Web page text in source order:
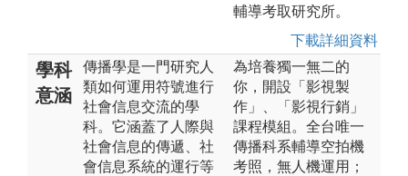
輔導考取研究所。
下載詳細資料
學科
意涵
傳播學是一門研究人
類如何運用符號進行
社會信息交流的學
科。它涵蓋了人際與
社會信息的傳遞、社
會信息系統的運行等
為培養獨一無二的
你，開設「影視製
作」、「影視行銷」
課程模組。全台唯一
傳播科系輔導空拍機
考照，無人機運用；